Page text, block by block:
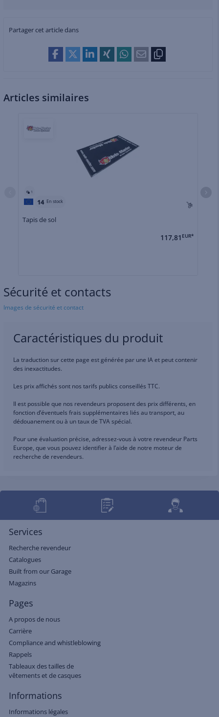
Partager cet article dans
Articles similaires
1
14 En stock
Tapis de sol
117,81 EUR*
Sécurité et contacts
Images de sécurité et contact
Caractéristiques du produit
La traduction sur cette page est générée par une IA et peut contenir
des inexactitudes.
Les prix affichés sont nos tarifs publics conseillés TTC.
Il est possible que nos revendeurs proposent des prix différents, en
fonction d’éventuels frais supplémentaires liés au transport, au
dédouanement ou à un taux de TVA spécial.
Pour une évaluation précise, adressez-vous à votre revendeur Parts
Europe, que vous pouvez identifier à l’aide de notre moteur de
recherche de revendeurs.
Services
Recherche revendeur
Catalogues
Built from our Garage
Magazins
Pages
A propos de nous
Carrière
Compliance and whistleblowing
Rappels
Tableaux des tailles de
vêtements et de casques
Informations
Informations légales